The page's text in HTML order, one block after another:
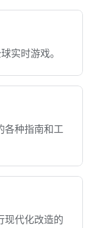
实时游戏。
各种指南和工
现代化改造的